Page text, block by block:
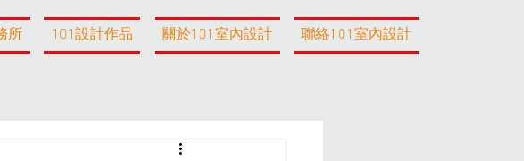
所 101設計作品 關於101室內設計 聯絡101室內設計